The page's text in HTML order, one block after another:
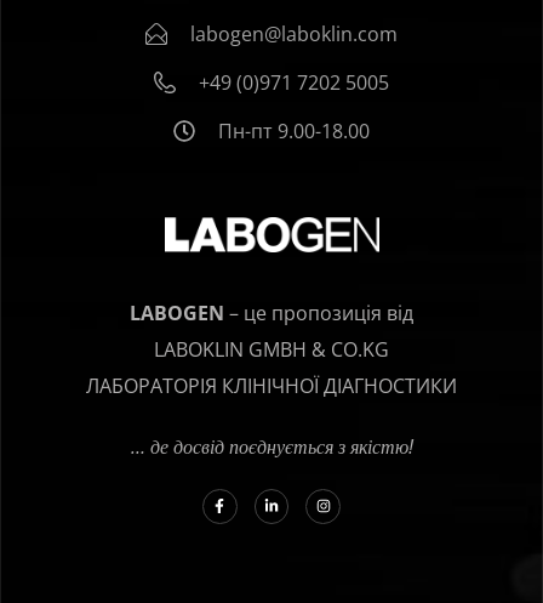
labogen@laboklin.com
+49 (0)971 7202 5005
Пн-пт 9.00-18.00
LABOGEN – це пропозиція від
LABOKLIN GMBH & CO.KG
ЛАБОРАТОРІЯ КЛІНІЧНОЇ ДІАГНОСТИКИ
… де досвід поєднується з якістю!